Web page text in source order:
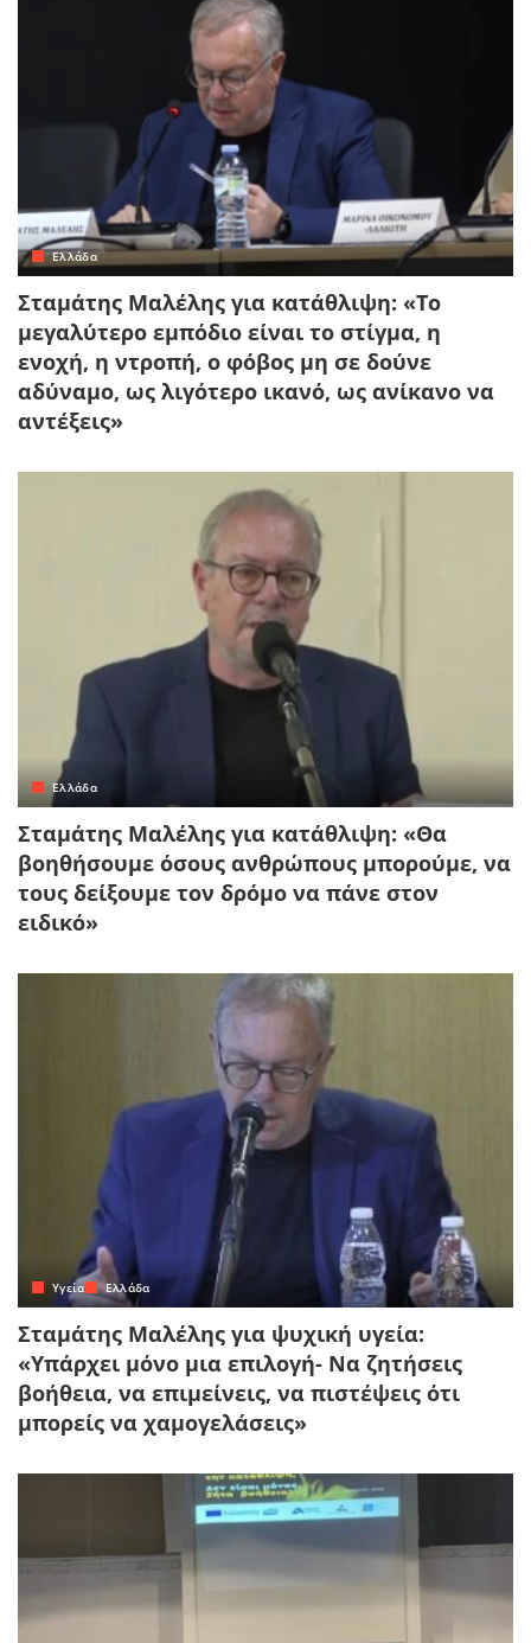
Ελλάδα
Σταμάτης Μαλέλης για κατάθλιψη: «Το
μεγαλύτερο εμπόδιο είναι το στίγμα, η
ενοχή, η ντροπή, ο φόβος μη σε δούνε
αδύναμο, ως λιγότερο ικανό, ως ανίκανο να
αντέξεις»
Ελλάδα
Σταμάτης Μαλέλης για κατάθλιψη: «Θα
βοηθήσουμε όσους ανθρώπους μπορούμε, να
τους δείξουμε τον δρόμο να πάνε στον
ειδικό»
Yγεία Ελλάδα
Σταμάτης Μαλέλης για ψυχική υγεία:
«Υπάρχει μόνο μια επιλογή- Να ζητήσεις
βοήθεια, να επιμείνεις, να πιστέψεις ότι
μπορείς να χαμογελάσεις»